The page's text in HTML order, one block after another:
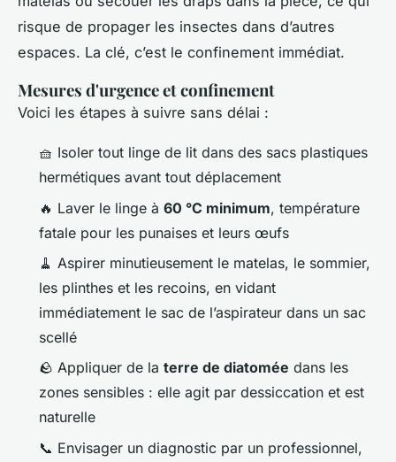
risque de propager les insectes dans d’autres
espaces. La clé, c’est le confinement immédiat.
Mesures d'urgence et confinement
Voici les étapes à suivre sans délai :
🧺 Isoler tout linge de lit dans des sacs plastiques
hermétiques avant tout déplacement
🔥 Laver le linge à 60 °C minimum, température
fatale pour les punaises et leurs œufs
🧹 Aspirer minutieusement le matelas, le sommier,
les plinthes et les recoins, en vidant
immédiatement le sac de l’aspirateur dans un sac
scellé
🪨 Appliquer de la terre de diatomée dans les
zones sensibles : elle agit par dessiccation et est
naturelle
📞 Envisager un diagnostic par un professionnel,